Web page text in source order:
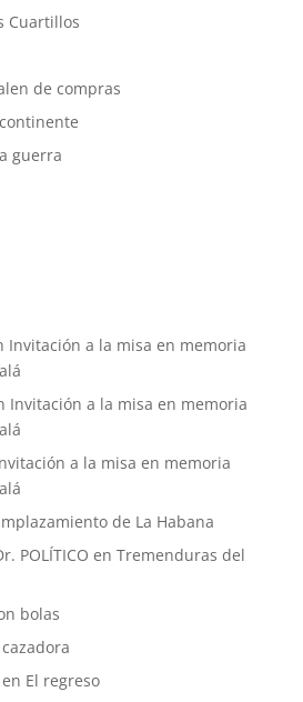
Cuartillos
de compras
guerra
Invitación a la misa en memoria
Invitación a la misa en memoria
a la misa en memoria
de La Habana
POLÍTICO en Tremenduras del
bolas
en El regreso